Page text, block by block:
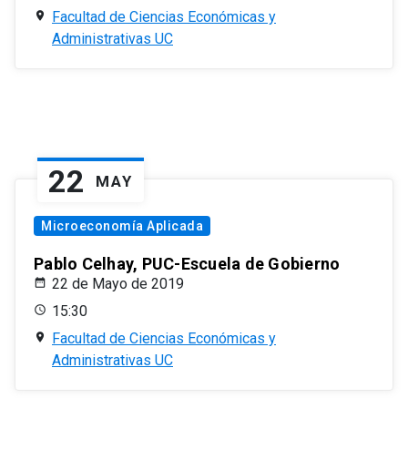
Facultad de Ciencias Económicas y
Administrativas UC
22 MAY
Microeconomía Aplicada
Pablo Celhay, PUC-Escuela de Gobierno
22 de Mayo de 2019
15:30
Facultad de Ciencias Económicas y
Administrativas UC